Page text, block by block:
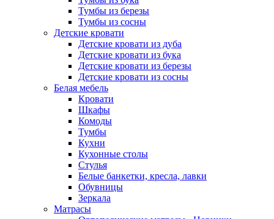
Тумбы из березы
Тумбы из сосны
Детские кровати
Детские кровати из дуба
Детские кровати из бука
Детские кровати из березы
Детские кровати из сосны
Белая мебель
Кровати
Шкафы
Комоды
Тумбы
Кухни
Кухонные столы
Стулья
Белые банкетки, кресла, лавки
Обувницы
Зеркала
Матрасы